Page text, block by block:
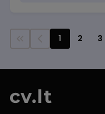
1 2 3